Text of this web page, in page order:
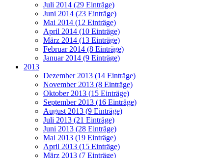
Juli 2014 (29 Einträge)
Juni 2014 (23 Einträge)
Mai 2014 (12 Einträge)
April 2014 (10 Einträge)
März 2014 (13 Einträge)
Februar 2014 (8 Einträge)
Januar 2014 (9 Einträge)
2013
Dezember 2013 (14 Einträge)
November 2013 (8 Einträge)
Oktober 2013 (15 Einträge)
September 2013 (16 Einträge)
August 2013 (9 Einträge)
Juli 2013 (21 Einträge)
Juni 2013 (28 Einträge)
Mai 2013 (19 Einträge)
April 2013 (15 Einträge)
März 2013 (7 Einträge)